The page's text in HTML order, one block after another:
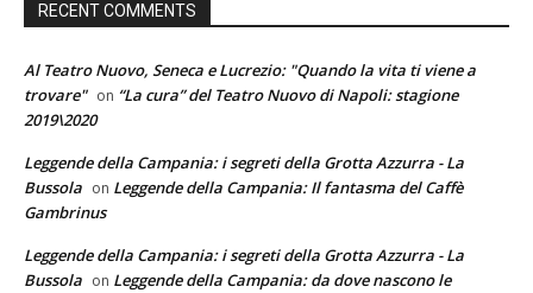
RECENT COMMENTS
Al Teatro Nuovo, Seneca e Lucrezio: "Quando la vita ti viene a
trovare" on “La cura” del Teatro Nuovo di Napoli: stagione
2019\2020
Leggende della Campania: i segreti della Grotta Azzurra - La
Bussola on Leggende della Campania: Il fantasma del Caffè
Gambrinus
Leggende della Campania: i segreti della Grotta Azzurra - La
Bussola on Leggende della Campania: da dove nascono le